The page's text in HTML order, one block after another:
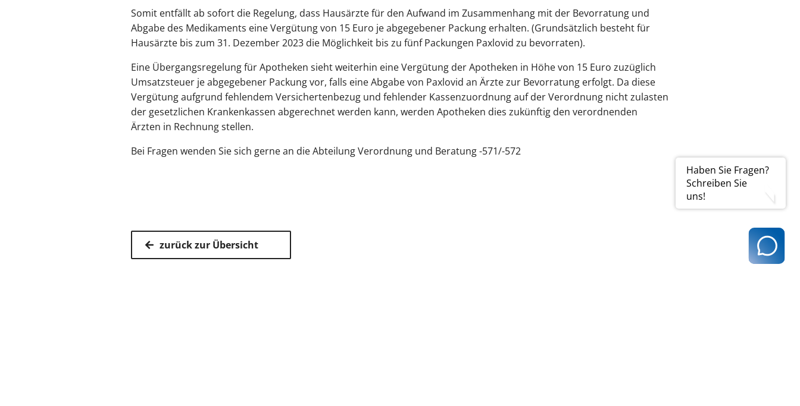
Haben Sie Fragen?
Schreiben Sie
uns!
Somit entfällt ab sofort die Regelung, dass Hausärzte für den Aufwand im Zusammenhang mit der Bevorratung und
Abgabe des Medikaments eine Vergütung von 15 Euro je abgegebener Packung erhalten. (Grundsätzlich besteht für
Hausärzte bis zum 31. Dezember 2023 die Möglichkeit bis zu fünf Packungen Paxlovid zu bevorraten).
Eine Übergangsregelung für Apotheken sieht weiterhin eine Vergütung der Apotheken in Höhe von 15 Euro zuzüglich
Umsatzsteuer je abgegebener Packung vor, falls eine Abgabe von Paxlovid an Ärzte zur Bevorratung erfolgt. Da diese
Vergütung aufgrund fehlendem Versichertenbezug und fehlender Kassenzuordnung auf der Verordnung nicht zulasten
der gesetzlichen Krankenkassen abgerechnet werden kann, werden Apotheken dies zukünftig den verordnenden
Ärzten in Rechnung stellen.
Bei Fragen wenden Sie sich gerne an die Abteilung Verordnung und Beratung -571/-572
zurück zur Übersicht